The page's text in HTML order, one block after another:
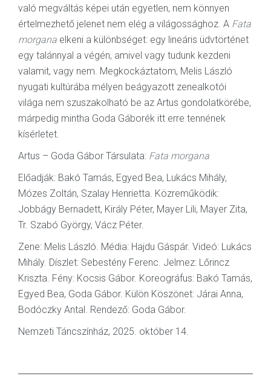
való megváltás képei után egyetlen, nem könnyen
értelmezhető jelenet nem elég a világossághoz. A Fata
morgana elkeni a különbséget: egy lineáris üdvtörténet
egy talánnyal a végén, amivel vagy tudunk kezdeni
valamit, vagy nem. Megkockáztatom, Melis László
nyugati kultúrába mélyen beágyazott zenealkotói
világa nem szuszakolható be az Artus gondolatkörébe,
márpedig mintha Goda Gáborék itt erre tennének
kísérletet.
Artus – Goda Gábor Társulata: Fata morgana
Előadják: Bakó Tamás, Egyed Bea, Lukács Mihály,
Mózes Zoltán, Szalay Henrietta. Közreműködik:
Jobbágy Bernadett, Király Péter, Mayer Lili, Mayer Zita,
Tr. Szabó György, Vácz Péter.
Zene: Melis László. Média: Hajdu Gáspár. Videó: Lukács
Mihály. Díszlet: Sebestény Ferenc. Jelmez: Lőrincz
Kriszta. Fény: Kocsis Gábor. Koreográfus: Bakó Tamás,
Egyed Bea, Goda Gábor. Külön Köszönet: Járai Anna,
Bodóczky Antal. Rendező: Goda Gábor.
Nemzeti Táncszínház, 2025. október 14.